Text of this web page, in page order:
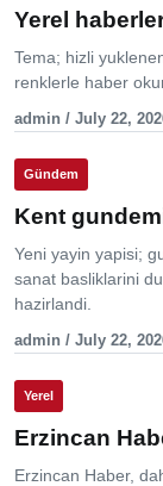
Yerel
Tema; hizli
renklerle haber
admin / July 22,
Gündem
Kent
Yeni yayin yapisi;
sanat basliklarini
hazirlandi.
admin / July 22,
Yerel
Erzincan
Erzincan Haber,